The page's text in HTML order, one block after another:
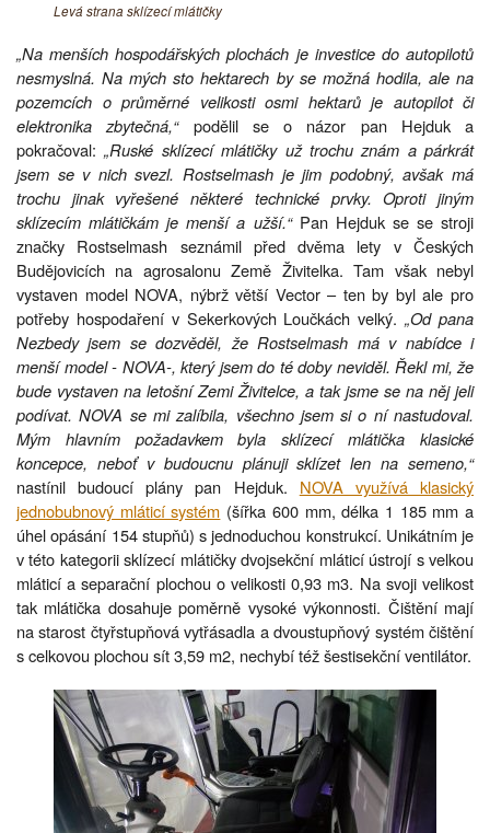
Levá strana sklízecí mlátičky
„Na menších hospodářských plochách je investice do autopilotů
nesmyslná. Na mých sto hektarech by se možná hodila, ale na
pozemcích o průměrné velikosti osmi hektarů je autopilot či
elektronika zbytečná,“podělil se o názor pan Hejduk a
pokračoval:„Ruské sklízecí mlátičky už trochu znám a párkrát
jsem se v nich svezl. Rostselmash je jim podobný, avšak má
trochu jinak vyřešené některé technické prvky. Oproti jiným
sklízecím mlátičkám je menší a užší.“Pan Hejduk se se stroji
značky Rostselmash seznámil před dvěma lety v Českých
Budějovicích na agrosalonu Země Živitelka. Tam však nebyl
vystaven model NOVA, nýbrž větší Vector – ten by byl ale pro
potřeby hospodaření v Sekerkových Loučkách velký.„Od pana
Nezbedy jsem se dozvěděl, že Rostselmash má v nabídce i
menší model - NOVA-, který jsem do té doby neviděl. Řekl mi, že
bude vystaven na letošní Zemi Živitelce, a tak jsme se na něj jeli
podívat. NOVA se mi zalíbila, všechno jsem si o ní nastudoval.
Mým hlavním požadavkem byla sklízecí mlátička klasické
koncepce, neboť v budoucnu plánuji sklízet len na semeno,“
nastínil budoucí plány pan Hejduk. NOVA využívá klasický
jednobubnový mláticí systém (šířka 600 mm, délka 1 185 mm a
úhel opásání 154 stupňů) s jednoduchou konstrukcí. Unikátním je
v této kategorii sklízecí mlátičky dvojsekční mláticí ústrojí s velkou
mláticí a separační plochou o velikosti 0,93 m3. Na svoji velikost
tak mlátička dosahuje poměrně vysoké výkonnosti. Čištění mají
na starost čtyřstupňová vytřásadla a dvoustupňový systém čištění
s celkovou plochou sít 3,59 m2, nechybí též šestisekční ventilátor.